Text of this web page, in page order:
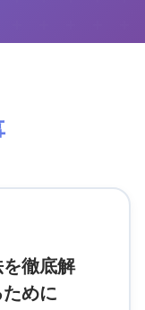
徹底解
めに